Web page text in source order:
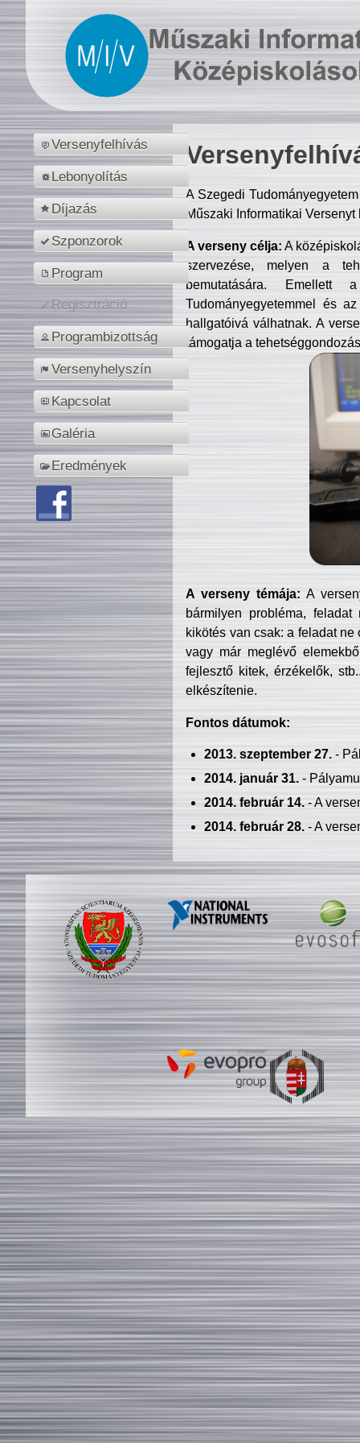
Versenyfelhívás
Lebonyolítás
Díjazás
Szponzorok
Program
Regisztráció
Programbizottság
Versenyhelyszín
Kapcsolat
Galéria
Eredmények
A Szegedi
Műszaki Informatikai
A verseny célja: A
szervezése, melyen a
bemutatására. Emellett
Tudományegyetemmel és
hallgatóivá válhatnak. A
támogatja a
A verseny témája: A
bármilyen probléma, feladat
kikötés van csak: a feladat
vagy már meglévő
fejlesztő kitek, érzékelők,
elkészítenie.
Fontos dátumok:
2013. szeptember 27.-
2014. január 31.-
2014. február 14.- A
2014. február 28.- A